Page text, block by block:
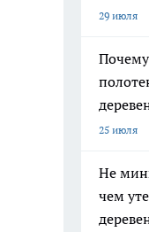
29 июля
25 июля
Не
чем